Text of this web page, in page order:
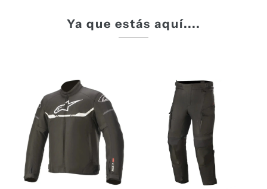
Ya que estás aquí....